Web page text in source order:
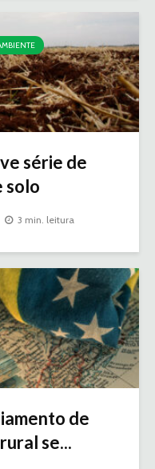
série de
solo
3 min. leitura
de
se...